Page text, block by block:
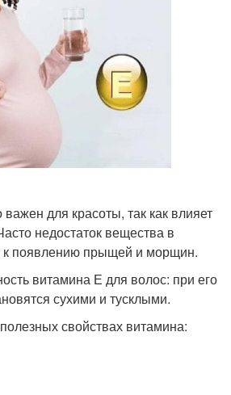
для красоты, так как влияет
недостаток вещества в
к появлению прыщей и морщин.
витамина Е для волос: при его
сухими и тусклыми.
свойствах витамина: